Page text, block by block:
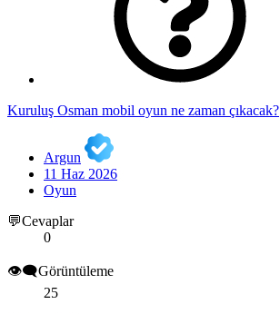
Kuruluş Osman mobil oyun ne zaman çıkacak?
Argun
11 Haz 2026
Oyun
💬Cevaplar
0
👁️‍🗨️Görüntüleme
25